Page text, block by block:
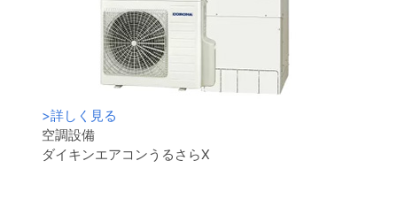
>詳しく見る
空調設備
ダイキンエアコンうるさらX